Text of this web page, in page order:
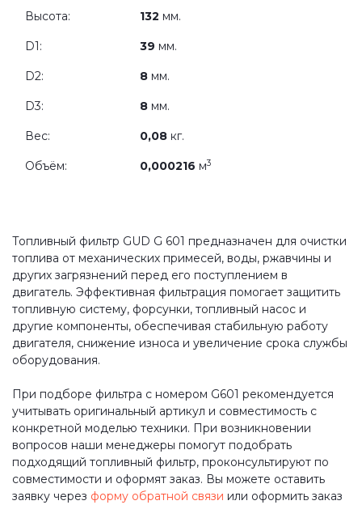
Высота: 132 мм.
D1: 39 мм.
D2: 8 мм.
D3: 8 мм.
Вес: 0,08 кг.
Объём: 0,000216 м3
Топливный фильтр GUD G 601 предназначен для очистки
топлива от механических примесей, воды, ржавчины и
других загрязнений перед его поступлением в
двигатель. Эффективная фильтрация помогает защитить
топливную систему, форсунки, топливный насос и
другие компоненты, обеспечивая стабильную работу
двигателя, снижение износа и увеличение срока службы
оборудования.
При подборе фильтра с номером G601 рекомендуется
учитывать оригинальный артикул и совместимость с
конкретной моделью техники. При возникновении
вопросов наши менеджеры помогут подобрать
подходящий топливный фильтр, проконсультируют по
совместимости и оформят заказ. Вы можете оставить
заявку через форму обратной связи или оформить заказ